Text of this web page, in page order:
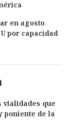
en agosto
por capacidad
vialidades que
poniente de la